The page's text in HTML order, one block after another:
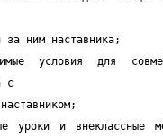
за ним наставника;
условия для
с
уроки и внеклассные